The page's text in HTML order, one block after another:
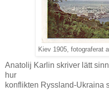
Kiev 1905, fotograferat
Anatolij Karlin skriver lätt
hur
konflikten Ryssland-Ukraina